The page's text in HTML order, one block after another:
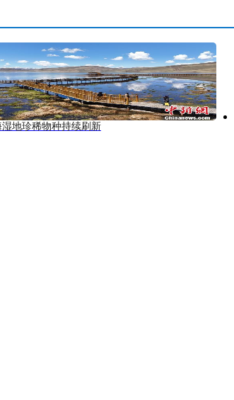
湿地珍稀物种持续刷新